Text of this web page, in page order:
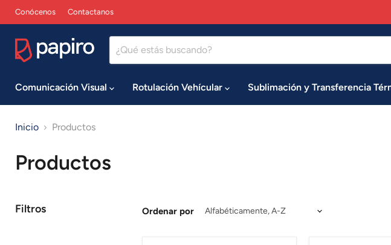
Conócenos Contactanos
Comunicación Visual Rotulación Vehícular Sublimación y Transferencia
Inicio Productos
Productos
Filtros Ordenar por